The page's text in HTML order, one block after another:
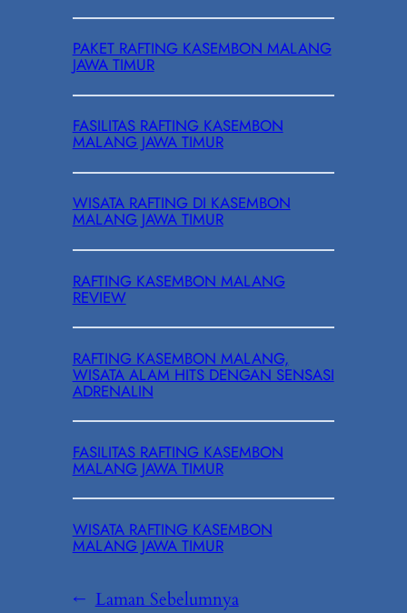
PAKET RAFTING KASEMBON MALANG
JAWA TIMUR
FASILITAS RAFTING KASEMBON
MALANG JAWA TIMUR
WISATA RAFTING DI KASEMBON
MALANG JAWA TIMUR
RAFTING KASEMBON MALANG
REVIEW
RAFTING KASEMBON MALANG,
WISATA ALAM HITS DENGAN SENSASI
ADRENALIN
FASILITAS RAFTING KASEMBON
MALANG JAWA TIMUR
WISATA RAFTING KASEMBON
MALANG JAWA TIMUR
← Laman Sebelumnya